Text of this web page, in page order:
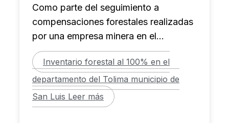
Como parte del seguimiento a
compensaciones forestales realizadas
por una empresa minera en el
departamento de Tolima, fuimos
contratados en
Inventario forestal al 100% en el
departamento del Tolima municipio de
San Luis Leer más